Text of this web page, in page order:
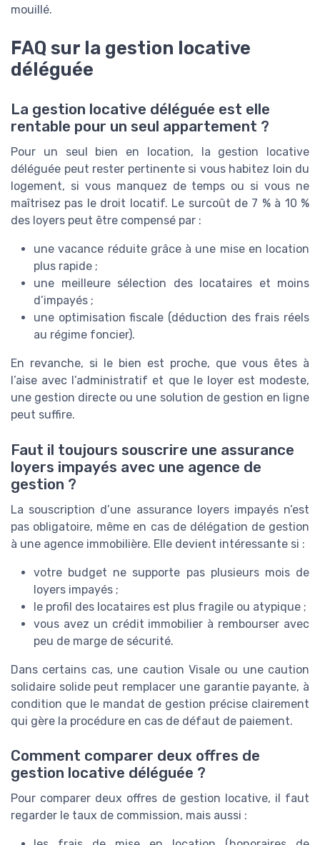
mouillé.
FAQ sur la gestion locative
déléguée
La gestion locative déléguée est elle
rentable pour un seul appartement ?
Pour un seul bien en location, la gestion locative
déléguée peut rester pertinente si vous habitez loin du
logement, si vous manquez de temps ou si vous ne
maîtrisez pas le droit locatif. Le surcoût de 7 % à 10 %
des loyers peut être compensé par :
une vacance réduite grâce à une mise en location
plus rapide ;
une meilleure sélection des locataires et moins
d’impayés ;
une optimisation fiscale (déduction des frais réels
au régime foncier).
En revanche, si le bien est proche, que vous êtes à
l’aise avec l’administratif et que le loyer est modeste,
une gestion directe ou une solution de gestion en ligne
peut suffire.
Faut il toujours souscrire une assurance
loyers impayés avec une agence de
gestion ?
La souscription d’une assurance loyers impayés n’est
pas obligatoire, même en cas de délégation de gestion
à une agence immobilière. Elle devient intéressante si :
votre budget ne supporte pas plusieurs mois de
loyers impayés ;
le profil des locataires est plus fragile ou atypique ;
vous avez un crédit immobilier à rembourser avec
peu de marge de sécurité.
Dans certains cas, une caution Visale ou une caution
solidaire solide peut remplacer une garantie payante, à
condition que le mandat de gestion précise clairement
qui gère la procédure en cas de défaut de paiement.
Comment comparer deux offres de
gestion locative déléguée ?
Pour comparer deux offres de gestion locative, il faut
regarder le taux de commission, mais aussi :